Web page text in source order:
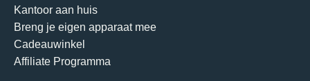
Kantoor aan huis
Breng je eigen apparaat mee
Cadeauwinkel
Affiliate Programma